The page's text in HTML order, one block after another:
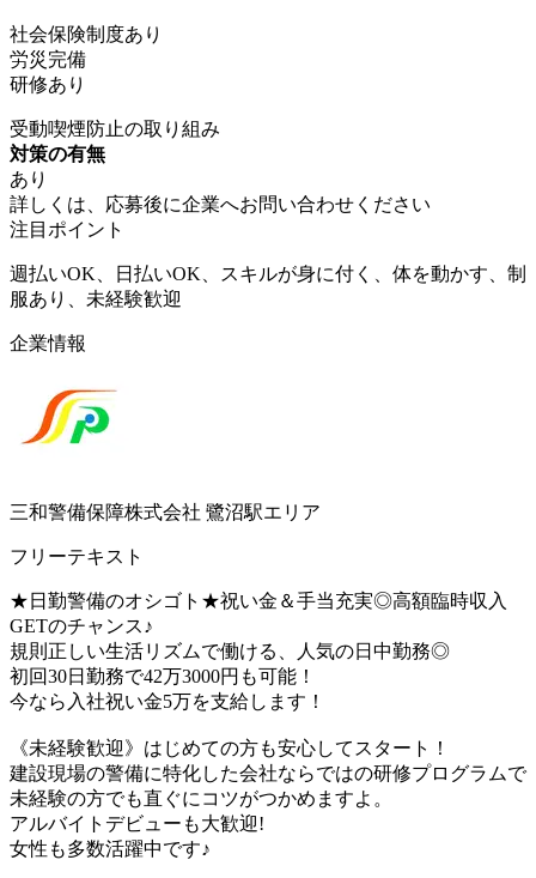
社会保険制度あり
労災完備
研修あり
受動喫煙防止の取り組み
対策の有無
あり
詳しくは、応募後に企業へお問い合わせください
注目ポイント
週払いOK、日払いOK、スキルが身に付く、体を動かす、制
服あり、未経験歓迎
企業情報
三和警備保障株式会社 鷺沼駅エリア
フリーテキスト
★日勤警備のオシゴト★祝い金＆手当充実◎高額臨時収入
GETのチャンス♪
規則正しい生活リズムで働ける、人気の日中勤務◎
初回30日勤務で42万3000円も可能！
今なら入社祝い金5万を支給します！
《未経験歓迎》はじめての方も安心してスタート！
建設現場の警備に特化した会社ならではの研修プログラムで
未経験の方でも直ぐにコツがつかめますよ。
アルバイトデビューも大歓迎!
女性も多数活躍中です♪